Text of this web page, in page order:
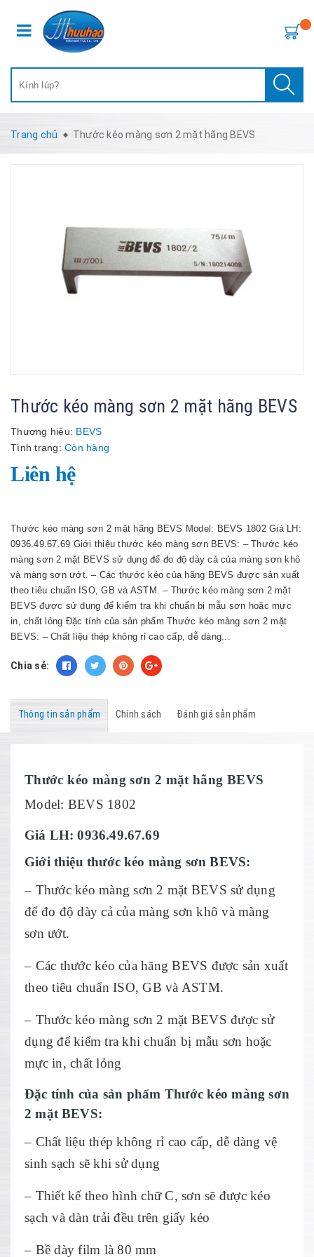
Trang chủ Thước kéo màng sơn 2 mặt hãng BEVS
Thước kéo màng sơn 2 mặt hãng BEVS
Thương hiệu: BEVS
Tình trạng: Còn hàng
Liên hệ
Thước kéo màng sơn 2 mặt hãng BEVS Model: BEVS 1802 Giá LH:
0936.49.67.69 Giới thiệu thước kéo màng sơn BEVS: – Thước kéo
màng sơn 2 mặt BEVS sử dụng để đo độ dày cả của màng sơn khô
và màng sơn ướt. – Các thước kéo của hãng BEVS được sản xuất
theo tiêu chuẩn ISO, GB và ASTM. – Thước kéo màng sơn 2 mặt
BEVS được sử dụng để kiểm tra khi chuẩn bị mẫu sơn hoặc mực
in, chất lỏng Đặc tính của sản phẩm Thước kéo màng sơn 2 mặt
BEVS: – Chất liệu thép không rỉ cao cấp, dễ dàng...
Chia sẻ:
Thông tin sản phẩm Chính sách Đánh giá sản phẩm
Thước kéo màng sơn 2 mặt hãng BEVS
Model: BEVS 1802
Giá LH: 0936.49.67.69
Giới thiệu thước kéo màng sơn BEVS:
– Thước kéo màng sơn 2 mặt BEVS sử dụng
để đo độ dày cả của màng sơn khô và màng
sơn ướt.
– Các thước kéo của hãng BEVS được sản xuất
theo tiêu chuẩn ISO, GB và ASTM.
– Thước kéo màng sơn 2 mặt BEVS được sử
dụng để kiểm tra khi chuẩn bị mẫu sơn hoặc
mực in, chất lỏng
Đặc tính của sản phẩm Thước kéo màng sơn
2 mặt BEVS:
– Chất liệu thép không rỉ cao cấp, dễ dàng vệ
sinh sạch sẽ khi sử dụng
– Thiết kế theo hình chữ C, sơn sẽ được kéo
sạch và dàn trải đều trên giấy kéo
– Bề dày film là 80 mm